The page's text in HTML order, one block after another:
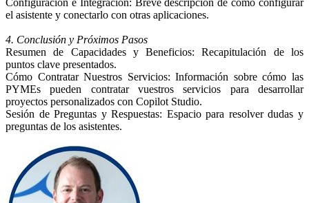
Configuración e Integración: Breve descripción de cómo configurar
el asistente y conectarlo con otras aplicaciones.
4. Conclusión y Próximos Pasos
Resumen de Capacidades y Beneficios: Recapitulación de los
puntos clave presentados.
Cómo Contratar Nuestros Servicios: Información sobre cómo las
PYMEs pueden contratar vuestros servicios para desarrollar
proyectos personalizados con Copilot Studio.
Sesión de Preguntas y Respuestas: Espacio para resolver dudas y
preguntas de los asistentes.